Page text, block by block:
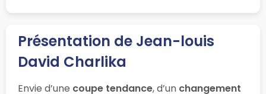
Présentation de Jean-louis
David Charlika
Envie d’une coupe tendance, d’un changement